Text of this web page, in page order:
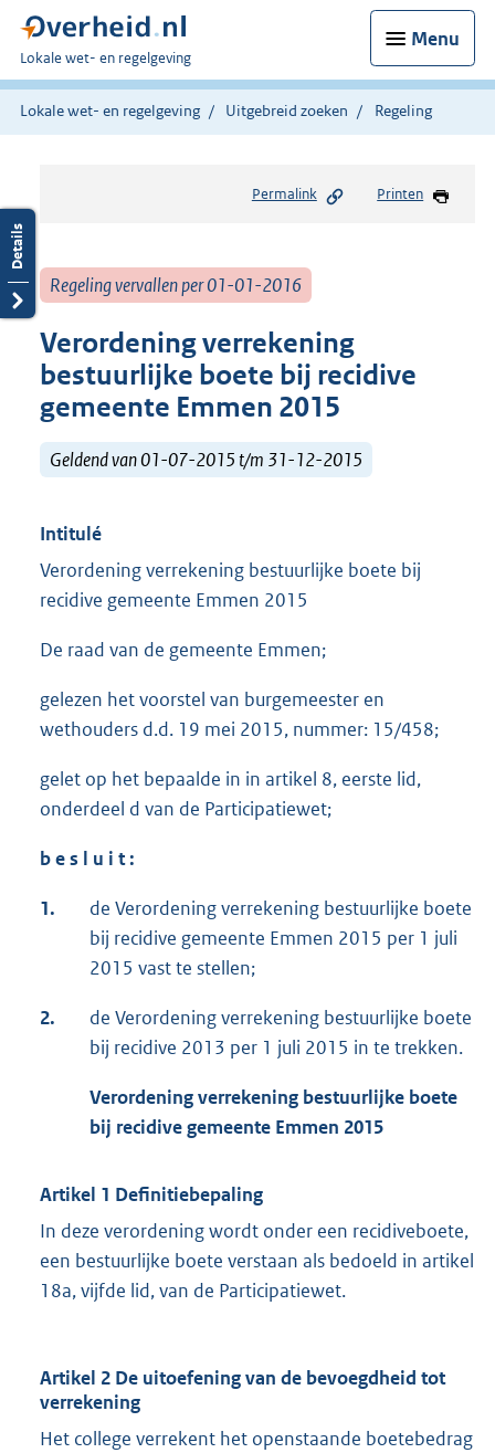
Menu
U
bent
hier:
Lokale wet- en regelgeving
Lokale wet- en regelgeving Uitgebreid zoeken Regeling
Permalink Printen
Regeling vervallen per 01-01-2016
Verordening verrekening
bestuurlijke boete bij recidive
gemeente Emmen 2015
Geldend van 01-07-2015 t/m 31-12-2015
Intitulé
Verordening verrekening bestuurlijke boete bij
recidive gemeente Emmen 2015
De raad van de gemeente Emmen;
gelezen het voorstel van burgemeester en
wethouders d.d. 19 mei 2015, nummer: 15/458;
gelet op het bepaalde in in artikel 8, eerste lid,
onderdeel d van de Participatiewet;
b e s l u i t :
1.
de Verordening verrekening bestuurlijke boete
bij recidive gemeente Emmen 2015 per 1 juli
2015 vast te stellen;
2.
de Verordening verrekening bestuurlijke boete
bij recidive 2013 per 1 juli 2015 in te trekken.
Verordening verrekening bestuurlijke boete
bij recidive gemeente Emmen 2015
Artikel 1 Definitiebepaling
In deze verordening wordt onder een recidiveboete,
een bestuurlijke boete verstaan als bedoeld in artikel
18a, vijfde lid, van de Participatiewet.
Artikel 2 De uitoefening van de bevoegdheid tot
verrekening
Het college verrekent het openstaande boetebedrag